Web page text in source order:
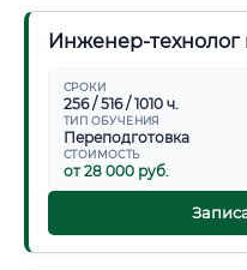
Инженер-
СРОКИ
256 / 516 / 1010 ч.
ТИП ОБУЧЕНИЯ
Переподготовка
СТОИМОСТЬ
от 28 000 руб.